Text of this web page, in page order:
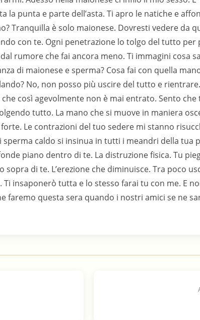
la punta e parte dell’asta. Ti apro le natiche e
Tranquilla è solo maionese. Dovresti vedere da
con te. Ogni penetrazione lo tolgo del tutto
rumore che fai ancora meno. Ti immagini cosa
di maionese e sperma? Cosa fai con quella
No, non posso più uscire del tutto e
così agevolmente non è mai entrato. Sento che
tutto. La mano che si muove in maniera
Le contrazioni del tuo sedere mi stanno
sperma caldo si insinua in tutti i meandri della tua
piano dentro di te. La distruzione fisica. Tu
di te. L’erezione che diminuisce. Tra poco
insaponerò tutta e lo stesso farai tu con me. E
faremo questa sera quando i nostri amici se ne